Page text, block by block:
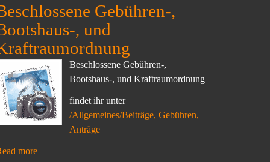
Gebühren-,
, und
Beschlossene Gebühren-,
Bootshaus-, und Kraftraumordnung
findet ihr unter
/Allgemeines/Beiträge, Gebühren,
Anträge
more